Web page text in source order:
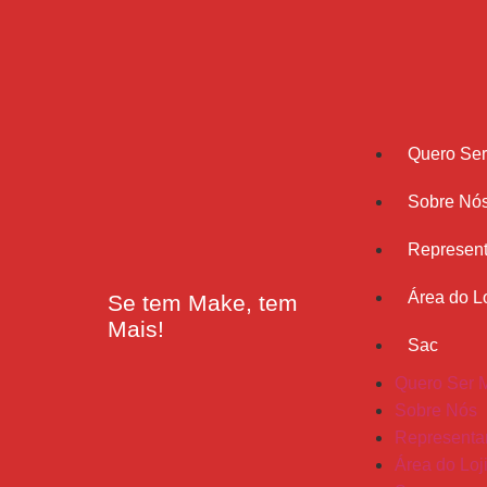
Se tem Make, tem
Mais!
Quero
Sobre
Área do
Sac
Quero Ser
Sobre Nós
Área do